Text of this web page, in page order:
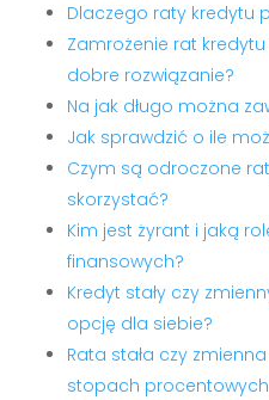
Dlaczego raty kredytu
Zamrożenie rat
dobre rozwiązanie?
Na jak długo można
Jak sprawdzić o ile
Czym są odroczone
skorzystać?
Kim jest żyrant i jaką
finansowych?
Kredyt stały czy
opcję dla siebie?
Rata stała czy
stopach